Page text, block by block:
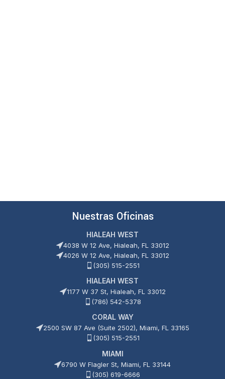
Nuestras Oficinas
HIALEAH WEST
4038 W 12 Ave, Hialeah, FL 33012
4026 W 12 Ave, Hialeah, FL 33012
(305) 515-2551
HIALEAH WEST
1177 W 37 St, Hialeah, FL 33012
(786) 542-5378
CORAL WAY
2500 SW 87 Ave (Suite 2502), Miami, FL 33165
(305) 515-2551
MIAMI
6790 W Flagler St, Miami, FL 33144
(305) 619-6666